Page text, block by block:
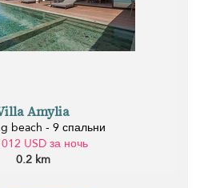
Amylia
beach - 9 спальни
USD за ночь
0.2 km